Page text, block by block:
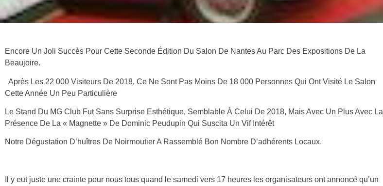
Encore Un Joli Succès Pour Cette Seconde Édition Du Salon De Nantes Au Parc Des Expositions De La
Beaujoire.
Après Les 22 000 Visiteurs De 2018, Ce Ne Sont Pas Moins De 18 000 Personnes Qui Ont Visité Le Salon
Cette Année Un Peu Particulière
Le Stand Du MG Club Fut Sans Surprise Esthétique, Semblable À Celui De 2018, Mais Avec Un Plus Avec La
PréSence De La « Magnette » De Dominic Peudupin Qui Suscita Un Vif Intérêt
Notre Dégustation D’huîtres De Noirmoutier A Rassemblé Bon Nombre D’adhérents Locaux.
Il y eut juste une crainte pour nous tous quand le samedi vers 17 heures les organisateurs ont annoncé qu’un